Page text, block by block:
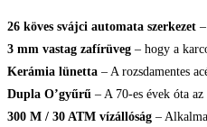
26 köves svájci automata szerkezet
3 mm vastag zafírüveg – hogy a
Kerámia lünetta – A rozsdamentes
Dupla O’gyűrű – A 70-es évek óta
300 M / 30 ATM vízállóság –